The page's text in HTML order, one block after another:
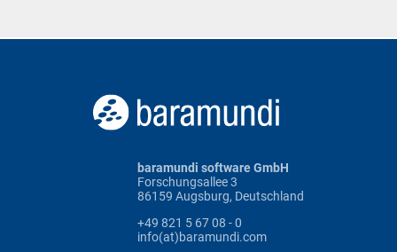
baramundi software GmbH
Forschungsallee 3
86159 Augsburg, Deutschland
+49 821 5 67 08 - 0
info(at)baramundi.com